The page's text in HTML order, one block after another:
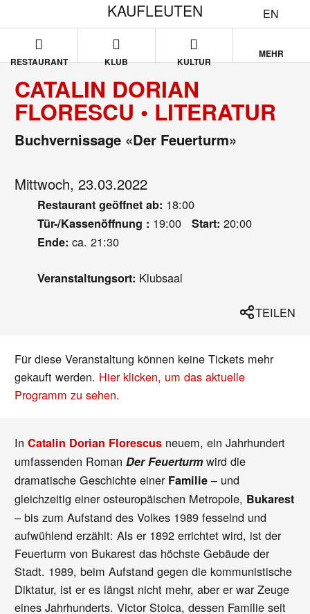
EN
KAUFLEUTEN
RESTAURANT KLUB KULTUR
MEHR
CATALIN DORIAN
FLORESCU • LITERATUR
Buchvernissage «Der Feuerturm»
Mittwoch, 23.03.2022
Restaurant geöffnet ab: 18:00
Tür-/Kassenöffnung : 19:00 Start: 20:00
Ende: ca. 21:30
Veranstaltungsort: Klubsaal
TEILEN
Für diese Veranstaltung können keine Tickets mehr
gekauft werden. Hier klicken, um das aktuelle
Programm zu sehen.
InCatalin Dorian Florescus neuem, ein Jahrhundert
umfassenden Roman Der Feuerturm wird die
dramatische Geschichte einer Familie– und
gleichzeitig einer osteuropäischen Metropole, Bukarest
– bis zum Aufstand des Volkes 1989 fesselnd und
aufwühlend erzählt: Als er 1892 errichtet wird, ist der
Feuerturm von Bukarest das höchste Gebäude der
Stadt. 1989, beim Aufstand gegen die kommunistische
Diktatur, ist er es längst nicht mehr, aber er war Zeuge
eines Jahrhunderts. Victor Stoica, dessen Familie seit